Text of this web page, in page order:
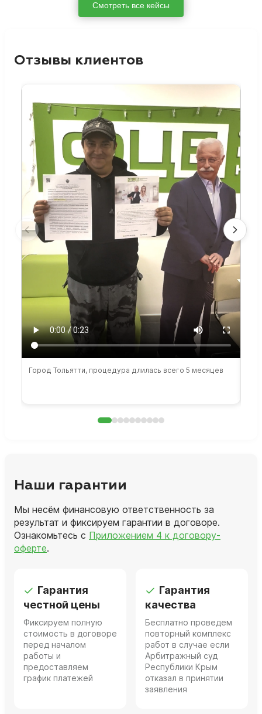
Смотреть все кейсы
Отзывы клиентов
Город Тольятти, процедура длилась всего 5 месяцев
Наши гарантии
Мы несём финансовую ответственность за
результат и фиксируем гарантии в договоре.
Ознакомьтесь с Приложением 4 к договору-
оферте.
Гарантия
честной цены
Фиксируем полную
стоимость в договоре
перед началом
работы и
предоставляем
график платежей
Гарантия
качества
Бесплатно проведем
повторный комплекс
работ в случае если
Арбитражный суд
Республики Крым
отказал в принятии
заявления